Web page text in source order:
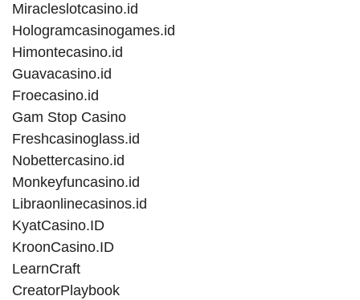
Miracleslotcasino.id
Hologramcasinogames.id
Himontecasino.id
Guavacasino.id
Froecasino.id
Gam Stop Casino
Freshcasinoglass.id
Nobettercasino.id
Monkeyfuncasino.id
Libraonlinecasinos.id
KyatCasino.ID
KroonCasino.ID
LearnCraft
CreatorPlaybook